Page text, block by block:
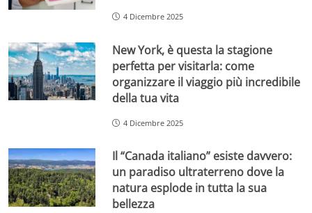
4 Dicembre 2025
New York, è questa la stagione
perfetta per visitarla: come
organizzare il viaggio più incredibile
della tua vita
4 Dicembre 2025
Il “Canada italiano” esiste davvero:
un paradiso ultraterreno dove la
natura esplode in tutta la sua
bellezza